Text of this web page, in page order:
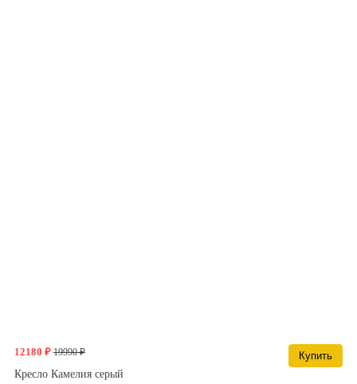
12180 ₽ 19990 ₽
Купить
Кресло Камелия серый